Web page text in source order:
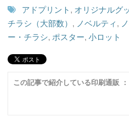
アドプリント , オリジナルグ
チラシ（大部数） , ノベルティ ,
ー・チラシ, ポスター, 小ロット
この記事で紹介している印刷通販 ：